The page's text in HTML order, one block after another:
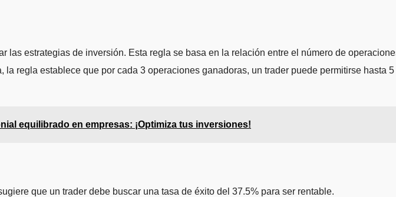
estrategias de inversión. Esta regla se basa en la relación entre el número de
regla establece que por cada 3 operaciones ganadoras, un trader puede permitirse hasta 5
equilibrado en empresas: ¡Optimiza tus inversiones!
que un trader debe buscar una tasa de éxito del 37.5% para ser rentable.